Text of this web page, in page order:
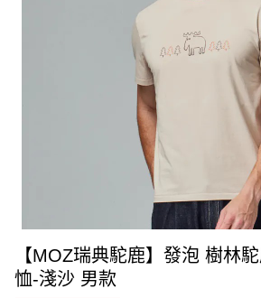
【MOZ瑞典駝鹿】發泡 樹林
恤-淺沙 男款